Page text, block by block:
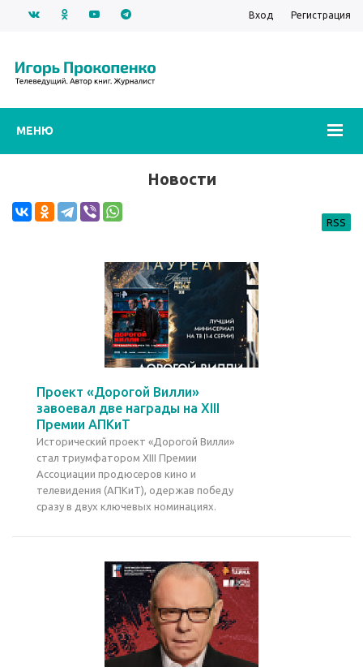
Вход Регистрация
МЕНЮ
Новости
RSS
Проект «Дорогой Вилли»
завоевал две награды на XIII
Премии АПКиТ
Исторический проект «Дорогой Вилли»
стал триумфатором XIII Премии
Ассоциации продюсеров кино и
телевидения (АПКиТ), одержав победу
сразу в двух ключевых номинациях.